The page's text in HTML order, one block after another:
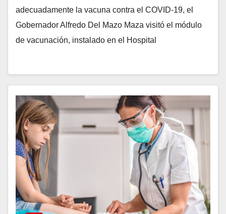
adecuadamente la vacuna contra el COVID-19, el
Gobernador Alfredo Del Mazo Maza visitó el módulo
de vacunación, instalado en el Hospital